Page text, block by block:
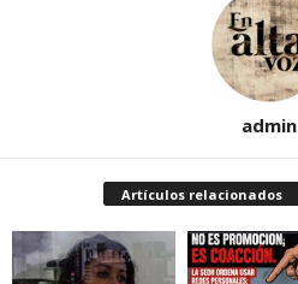
admin
Artículos relacionados